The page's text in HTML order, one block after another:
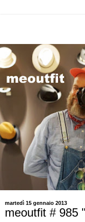
martedì 15 gennaio 2013
meoutfit # 985